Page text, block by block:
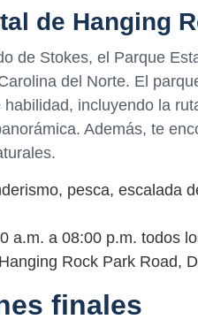
de Hanging
de Stokes, el Parque
del Norte. El
incluyendo la
Además, te
pesca, escalada
a.m. a 08:00 p.m. todos
Rock Park Road,
finales